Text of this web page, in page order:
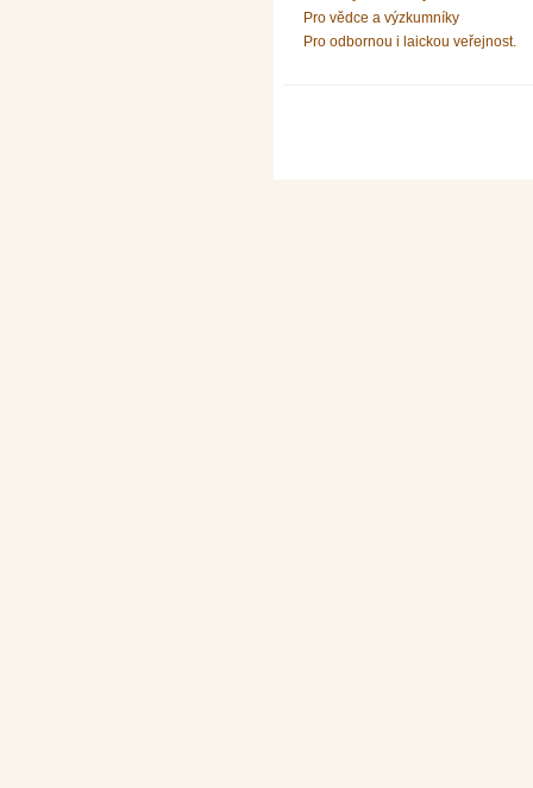
Pro vědce a výzkumníky
Pro odbornou i laickou veřejnost.